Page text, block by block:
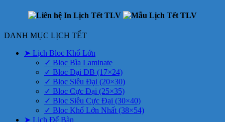
DANH MỤC LỊCH TẾT
➤ Lịch Bloc Khổ Lớn
✓ Bloc Bìa Laminate
✓ Bloc Đại ĐB (17×24)
✓ Bloc Siêu Đại (20×30)
✓ Bloc Cực Đại (25×35)
✓ Bloc Siêu Cực Đại (30×40)
✓ Bloc Khổ Lớn Nhất (38×54)
➤ Lịch Để Bàn